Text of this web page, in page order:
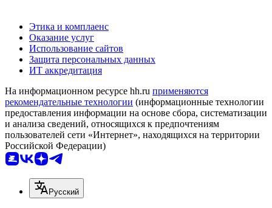
Этика и комплаенс
Оказание услуг
Использование сайтов
Защита персональных данных
ИТ аккредитация
На информационном ресурсе hh.ru применяются
рекомендательные технологии (информационные технологии
предоставления информации на основе сбора, систематизации
и анализа сведений, относящихся к предпочтениям
пользователей сети «Интернет», находящихся на территории
Российской Федерации)
Русский